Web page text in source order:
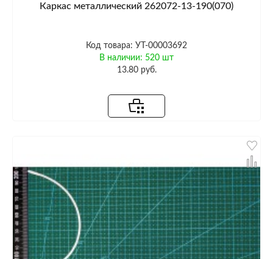
Каркас металлический 262072-13-190(070)
Код товара: УТ-00003692
В наличии: 520 шт
13.80 руб.